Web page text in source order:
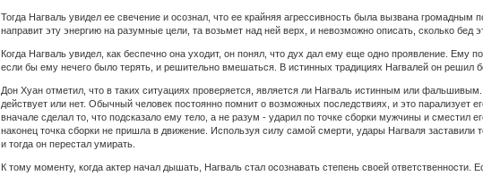
Тогда Нагваль увидел ее свечение и осознал, что ее крайняя агрессивность была вызвана
направит эту энергию на разумные цели, та возьмет над ней верх, и невозможно описать, сколько бед
Когда Нагваль увидел, как беспечно она уходит, он понял, что дух дал ему еще одно проявление. Ему
если бы ему нечего было терять, и решительно вмешаться. В истинных традициях Нагвалей он решил
Дон Хуан отметил, что в таких ситуациях проверяется, является ли Нагваль истинным или
действует или нет. Обычный человек постоянно помнит о возможных последствиях, и это
вначале сделал то, что подсказало ему тело, а не разум - ударил по точке сборки мужчины и сместил
наконец точка сборки не пришла в движение. Используя силу самой смерти, удары Нагваля
и тогда он перестал умирать.
К тому моменту, когда актер начал дышать, Нагваль стал осознавать степень своей